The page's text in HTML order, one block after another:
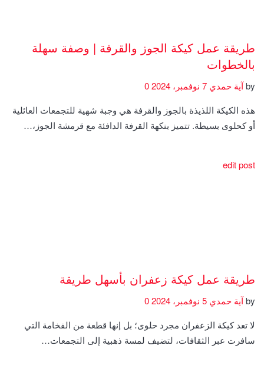
طريقة عمل كيكة الجوز والقرفة | وصفة سهلة
بالخطوات
byآية حمدي
هذه الكيكة اللذيذة بالجوز والقرفة هي وجبة شهية للتجمعات العائلية
أو كحلوى بسيطة. تتميز بنكهة القرفة الدافئة مع قرمشة الجوز،…
edit post
طريقة عمل كيكة زعفران بأسهل طريقة
byآية حمدي
لا تعد كيكة الزعفران مجرد حلوى؛ بل إنها قطعة من الفخامة التي
سافرت عبر الثقافات، لتضيف لمسة ذهبية إلى التجمعات…